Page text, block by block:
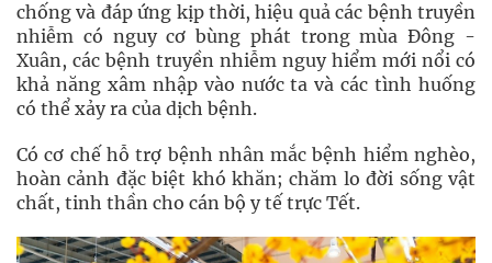
chống và đáp ứng kịp thời, hiệu quả các bệnh truyền
nhiễm có nguy cơ bùng phát trong mùa Đông -
Xuân, các bệnh truyền nhiễm nguy hiểm mới nổi có
khả năng xâm nhập vào nước ta và các tình huống
có thể xảy ra của dịch bệnh.
Có cơ chế hỗ trợ bệnh nhân mắc bệnh hiểm nghèo,
hoàn cảnh đặc biệt khó khăn; chăm lo đời sống vật
chất, tinh thần cho cán bộ y tế trực Tết.